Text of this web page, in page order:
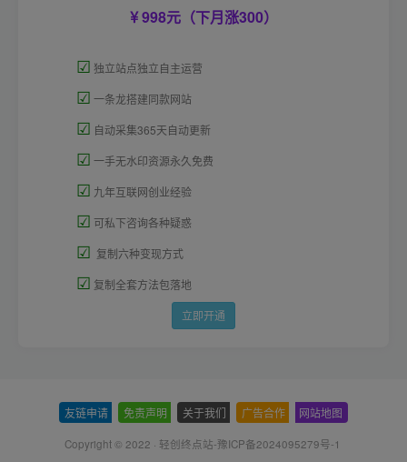
998元（下月涨300）
☑ 独立站点独立自主运营
☑ 一条龙搭建同款网站
☑ 自动采集365天自动更新
☑ 一手无水印资源永久免费
☑ 九年互联网创业经验
☑ 可私下咨询各种疑惑
☑ 复制六种变现方式
☑ 复制全套方法包落地
立即开通
友链申请 免责声明 关于我们 广告合作 网站地图
Copyright © 2022 · 轻创终点站-豫ICP备2024095279号-1